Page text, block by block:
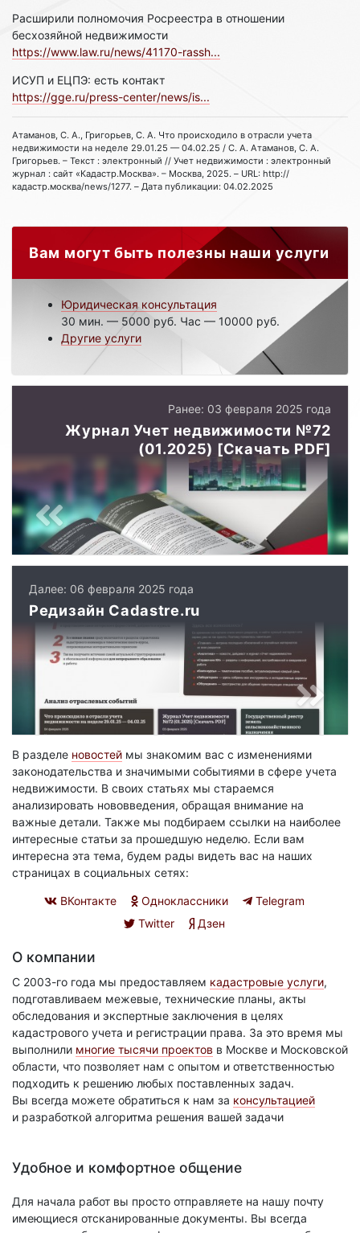
Расширили полномочия Росреестра в отношении
бесхозяйной недвижимости
https://www.law.ru/news/41170-rassh...
ИСУП и ЕЦПЭ: есть контакт
https://gge.ru/press-center/news/is...
Атаманов, С. А., Григорьев, С. А. Что происходило в отрасли учета
недвижимости на неделе 29.01.25 — 04.02.25 / С. А. Атаманов, С. А.
Григорьев. – Текст : электронный // Учет недвижимости : электронный
журнал : сайт «Кадастр.Москва». – Москва, 2025. – URL: http://
кадастр.москва/news/1277. – Дата публикации: 04.02.2025
Вам могут быть полезны наши услуги
Юридическая консультация
30 мин. — 5000 руб. Час — 10000 руб.
Другие услуги
Ранее: 03 февраля 2025 года
Журнал Учет недвижимости №72
(01.2025) [Скачать PDF]
Далее: 06 февраля 2025 года
Редизайн Cadastre.ru
В разделе новостей мы знакомим вас с изменениями
законодательства и значимыми событиями в сфере учета
недвижимости. В своих статьях мы стараемся
анализировать нововведения, обращая внимание на
важные детали. Также мы подбираем ссылки на наиболее
интересные статьи за прошедшую неделю. Если вам
интересна эта тема, будем рады видеть вас на наших
страницах в социальных сетях:
ВКонтакте Одноклассники
Telegram
Twitter
Дзен
О компании
С 2003-го года мы предоставляем кадастровые услуги,
подготавливаем межевые, технические планы, акты
обследования и экспертные заключения в целях
кадастрового учета и регистрации права. За это время мы
выполнили многие тысячи проектов в Москве и Московской
области, что позволяет нам с опытом и ответственностью
подходить к решению любых поставленных задач.
Вы всегда можете обратиться к нам за консультацией
и разработкой алгоритма решения вашей задачи
Удобное и комфортное общение
Для начала работ вы просто отправляете на нашу почту
имеющиеся отсканированные документы. Вы всегда